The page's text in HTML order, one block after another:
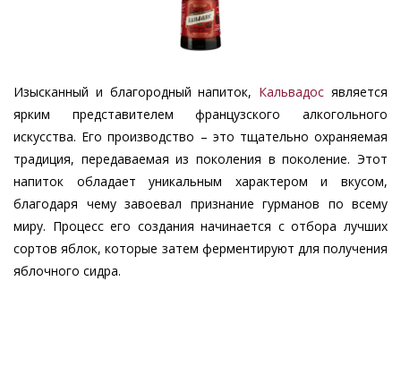
Изысканный и благородный напиток, Кальвадос является
ярким представителем французского алкогольного
искусства. Его производство – это тщательно охраняемая
традиция, передаваемая из поколения в поколение. Этот
напиток обладает уникальным характером и вкусом,
благодаря чему завоевал признание гурманов по всему
миру. Процесс его создания начинается с отбора лучших
сортов яблок, которые затем ферментируют для получения
яблочного сидра.